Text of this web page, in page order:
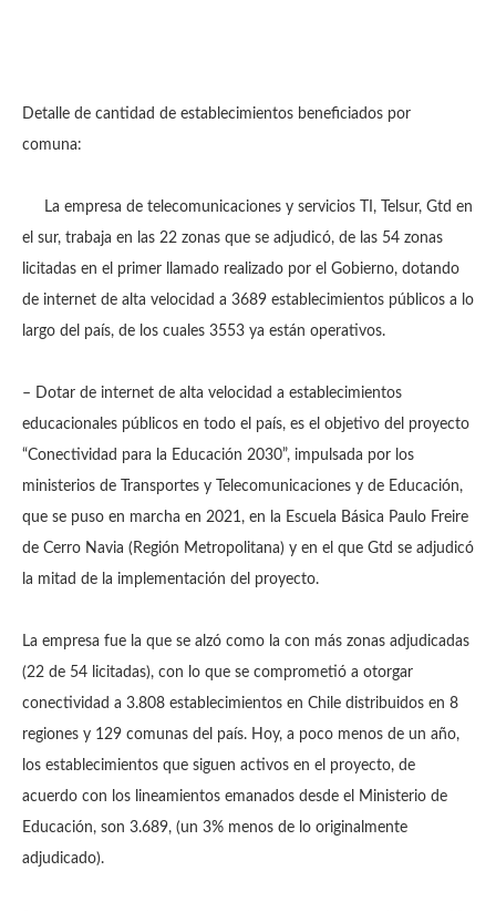
Detalle de cantidad de establecimientos beneficiados por
comuna:
La empresa de telecomunicaciones y servicios TI, Telsur, Gtd en
el sur, trabaja en las 22 zonas que se adjudicó, de las 54 zonas
licitadas en el primer llamado realizado por el Gobierno, dotando
de internet de alta velocidad a 3689 establecimientos públicos a lo
largo del país, de los cuales 3553 ya están operativos.
– Dotar de internet de alta velocidad a establecimientos
educacionales públicos en todo el país, es el objetivo del proyecto
“Conectividad para la Educación 2030”, impulsada por los
ministerios de Transportes y Telecomunicaciones y de Educación,
que se puso en marcha en 2021, en la Escuela Básica Paulo Freire
de Cerro Navia (Región Metropolitana) y en el que Gtd se adjudicó
la mitad de la implementación del proyecto.
La empresa fue la que se alzó como la con más zonas adjudicadas
(22 de 54 licitadas), con lo que se comprometió a otorgar
conectividad a 3.808 establecimientos en Chile distribuidos en 8
regiones y 129 comunas del país. Hoy, a poco menos de un año,
los establecimientos que siguen activos en el proyecto, de
acuerdo con los lineamientos emanados desde el Ministerio de
Educación, son 3.689, (un 3% menos de lo originalmente
adjudicado).